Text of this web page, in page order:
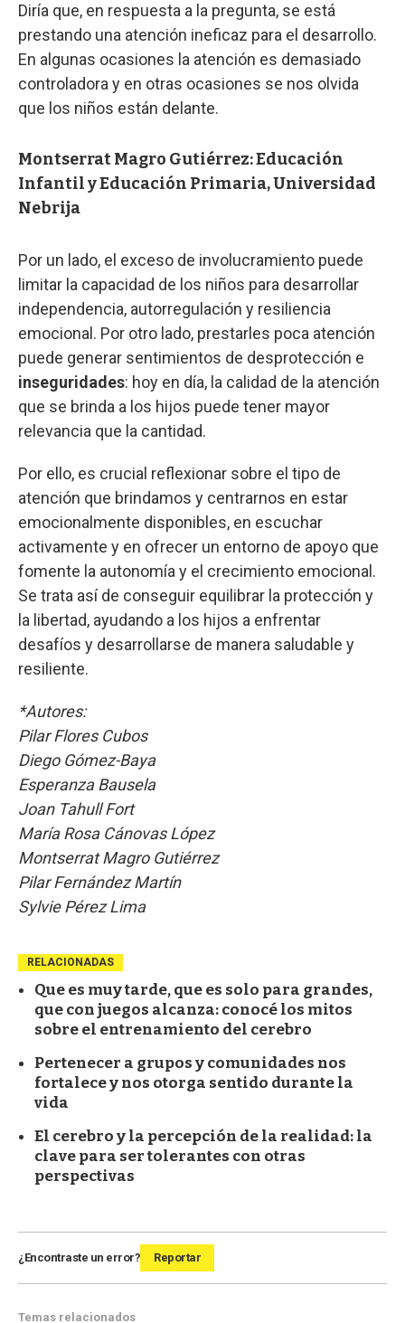
Diría que, en respuesta a la pregunta, se está
prestando una atención ineficaz para el desarrollo.
En algunas ocasiones la atención es demasiado
controladora y en otras ocasiones se nos olvida
que los niños están delante.
Montserrat Magro Gutiérrez: Educación
Infantil y Educación Primaria, Universidad
Nebrija
Por un lado, el exceso de involucramiento puede
limitar la capacidad de los niños para desarrollar
independencia, autorregulación y resiliencia
emocional. Por otro lado, prestarles poca atención
puede generar sentimientos de desprotección e
inseguridades: hoy en día, la calidad de la atención
que se brinda a los hijos puede tener mayor
relevancia que la cantidad.
Por ello, es crucial reflexionar sobre el tipo de
atención que brindamos y centrarnos en estar
emocionalmente disponibles, en escuchar
activamente y en ofrecer un entorno de apoyo que
fomente la autonomía y el crecimiento emocional.
Se trata así de conseguir equilibrar la protección y
la libertad, ayudando a los hijos a enfrentar
desafíos y desarrollarse de manera saludable y
resiliente.
*Autores:
Pilar Flores Cubos
Diego Gómez-Baya
Esperanza Bausela
Joan Tahull Fort
María Rosa Cánovas López
Montserrat Magro Gutiérrez
Pilar Fernández Martín
Sylvie Pérez Lima
RELACIONADAS
Que es muy tarde, que es solo para grandes,
que con juegos alcanza: conocé los mitos
sobre el entrenamiento del cerebro
Pertenecer a grupos y comunidades nos
fortalece y nos otorga sentido durante la
vida
El cerebro y la percepción de la realidad: la
clave para ser tolerantes con otras
perspectivas
¿Encontraste un error? Reportar
Temas relacionados